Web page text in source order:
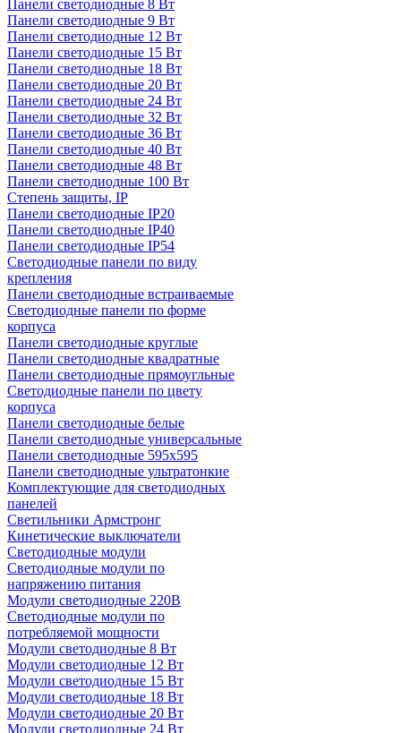
Панели светодиодные 8 Вт
Панели светодиодные 9 Вт
Панели светодиодные 12 Вт
Панели светодиодные 15 Вт
Панели светодиодные 18 Вт
Панели светодиодные 20 Вт
Панели светодиодные 24 Вт
Панели светодиодные 32 Вт
Панели светодиодные 36 Вт
Панели светодиодные 40 Вт
Панели светодиодные 48 Вт
Панели светодиодные 100 Вт
Степень защиты, IP
Панели светодиодные IP20
Панели светодиодные IP40
Панели светодиодные IP54
Светодиодные панели по виду
крепления
Панели светодиодные встраиваемые
Светодиодные панели по форме
корпуса
Панели светодиодные круглые
Панели светодиодные квадратные
Панели светодиодные прямоугльные
Светодиодные панели по цвету
корпуса
Панели светодиодные белые
Панели светодиодные универсальные
Панели светодиодные 595х595
Панели светодиодные ультратонкие
Комплектующие для светодиодных
панелей
Светильники Армстронг
Кинетические выключатели
Светодиодные модули
Светодиодные модули по
напряжению питания
Модули светодиодные 220В
Светодиодные модули по
потребляемой мощности
Модули светодиодные 8 Вт
Модули светодиодные 12 Вт
Модули светодиодные 15 Вт
Модули светодиодные 18 Вт
Модули светодиодные 20 Вт
Модули светодиодные 24 Вт